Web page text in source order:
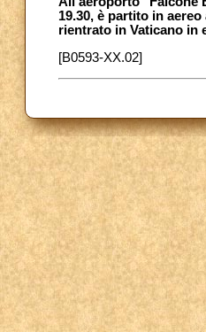
19.30, è partito in
rientrato in Vaticano in
[B0593-XX.02]